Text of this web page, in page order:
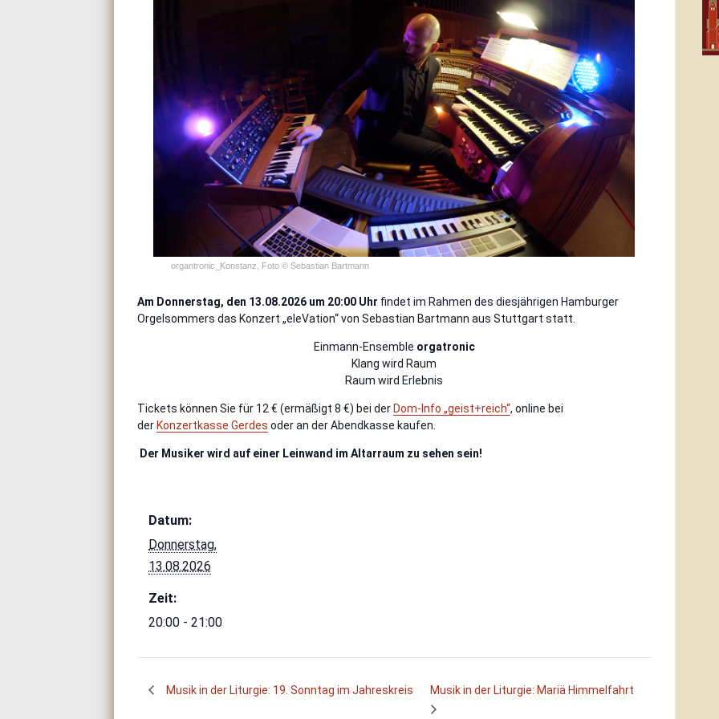
organtronic_Konstanz, Foto © Sebastian Bartmann
Am Donnerstag, den 13.08.2026 um 20:00 Uhr findet im Rahmen des diesjährigen Hamburger
Orgelsommers das Konzert „eleVation“ von Sebastian Bartmann aus Stuttgart statt.
Einmann-Ensemble orgatronic
Klang wird Raum
Raum wird Erlebnis
Tickets können Sie für 12 € (ermäßigt 8 €) bei der Dom-Info „geist+reich“, online bei
der Konzertkasse Gerdes oder an der Abendkasse kaufen.
Der Musiker wird auf einer Leinwand im Altarraum zu sehen sein!
Datum:
Donnerstag,
13.08.2026
Zeit:
20:00 - 21:00
Musik in der Liturgie: 19. Sonntag im Jahreskreis Musik in der Liturgie: Mariä Himmelfahrt